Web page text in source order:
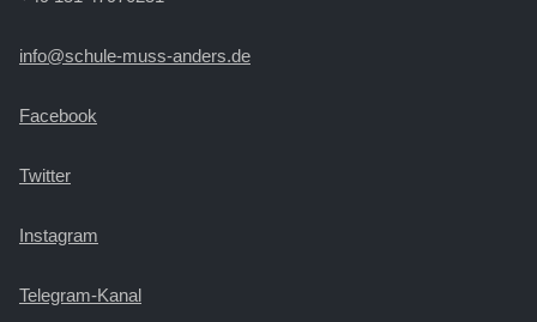
info@schule-muss-anders.de
Facebook
Twitter
Instagram
Telegram-Kanal